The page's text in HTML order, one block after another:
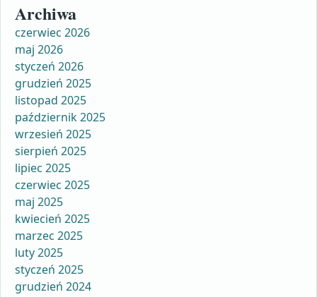
Archiwa
czerwiec 2026
maj 2026
styczeń 2026
grudzień 2025
listopad 2025
październik 2025
wrzesień 2025
sierpień 2025
lipiec 2025
czerwiec 2025
maj 2025
kwiecień 2025
marzec 2025
luty 2025
styczeń 2025
grudzień 2024